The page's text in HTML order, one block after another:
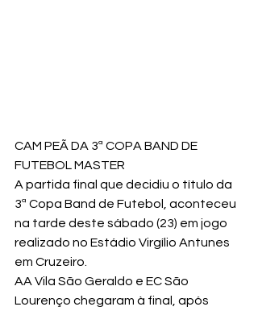
CAM PEÃ DA 3ª COPA BAND DE
FUTEBOL MASTER
A partida final que decidiu o título da
3ª Copa Band de Futebol, aconteceu
na tarde deste sábado (23) em jogo
realizado no Estádio Virgílio Antunes
em Cruzeiro.
AA Vila São Geraldo e EC São
Lourenço chegaram à final, após